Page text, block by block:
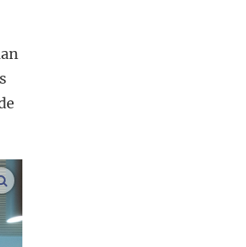
vergroot afbeeldingen